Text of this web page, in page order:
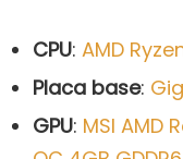
CPU: AMD
Placa base:
GPU: MSI AMD